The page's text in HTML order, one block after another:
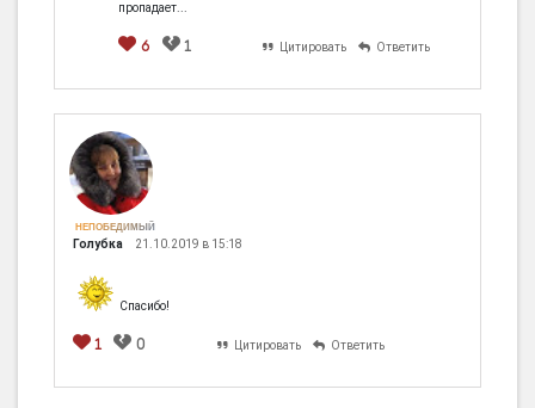
пропадает...
6 1 Цитировать Ответить
НЕПОБЕДИМЫЙ
Голубка 21.10.2019 в 15:18
Спасибо!
1 0 Цитировать Ответить